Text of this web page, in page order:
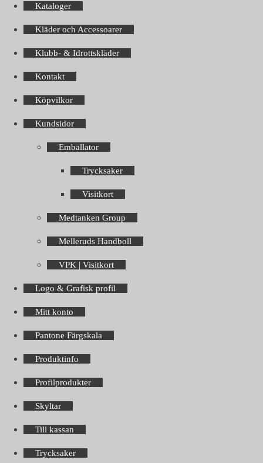
Kataloger
Kläder och Accessoarer
Klubb- & Idrottskläder
Kontakt
Köpvilkor
Kundsidor
Emballator
Trycksaker
Visitkort
Medtanken Group
Melleruds Handboll
VPK | Visitkort
Logo & Grafisk profil
Mitt konto
Pantone Färgskala
Produktinfo
Profilprodukter
Skyltar
Till kassan
Trycksaker